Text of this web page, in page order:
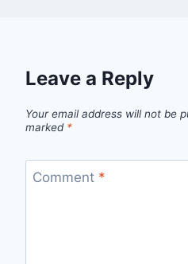
Leave a Reply
Your email address will not be
marked *
Comment *